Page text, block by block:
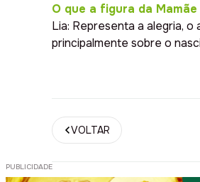
O que a figura da
Lia: Representa a alegria,
principalmente sobre o
VOLTAR
PUBLICIDADE